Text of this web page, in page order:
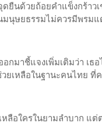
ยืนด้วยถ้อยคำแข็งกร้าว
มนุษยธรรมไม่ควรมีพรม
กมาชี้แจงเพิ่มเติมว่า เ
ยเหลือในฐานะคนไทย
หลือใครในยามลำบาก